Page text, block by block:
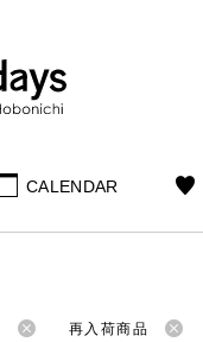
CALENDAR
再入荷商品